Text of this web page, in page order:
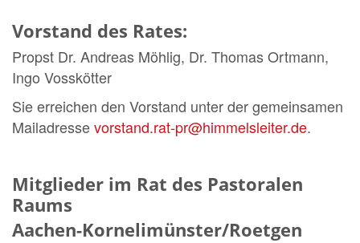
Vorstand des Rates:
Propst Dr. Andreas Möhlig, Dr. Thomas Ortmann,
Ingo Vosskötter
Sie erreichen den Vorstand unter der gemeinsamen
Mailadressevorstand.rat-pr@himmelsleiter.de.
Mitglieder im Rat des Pastoralen
Raums
Aachen-Kornelimünster/Roetgen